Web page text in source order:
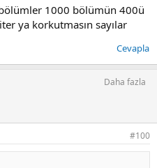
1000 bölümün 400ü
ya korkutmasın sayılar
Cevapla
Daha fazla
#100